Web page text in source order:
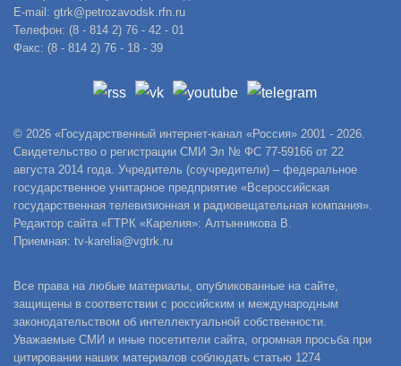
E-mail: gtrk@petrozavodsk.rfn.ru
Телефон: (8 - 814 2) 76 - 42 - 01
Факс: (8 - 814 2) 76 - 18 - 39
© 2026 «Государственный интернет-канал «Россия» 2001 - 2026.
Свидетельство о регистрации СМИ Эл № ФС 77-59166 от 22
августа 2014 года. Учредитель (соучредители) – федеральное
государственное унитарное предприятие «Всероссийская
государственная телевизионная и радиовещательная компания».
Редактор сайта «ГТРК «Карелия»: Алтынникова В.
Приемная: tv-karelia@vgtrk.ru
Все права на любые материалы, опубликованные на сайте,
защищены в соответствии с российским и международным
законодательством об интеллектуальной собственности.
Уважаемые СМИ и иные посетители сайта, огромная просьба при
цитировании наших материалов соблюдать статью 1274